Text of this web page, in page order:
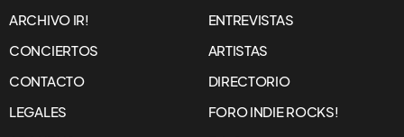
ARCHIVO IR!
ENTREVISTAS
CONCIERTOS
ARTISTAS
CONTACTO
DIRECTORIO
LEGALES
FORO INDIE ROCKS!